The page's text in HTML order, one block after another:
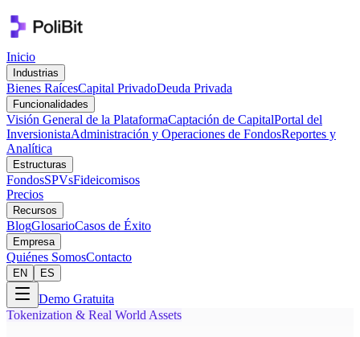
Inicio
Industrias
Bienes RaícesCapital PrivadoDeuda Privada
Funcionalidades
Visión General de la PlataformaCaptación de CapitalPortal del
InversionistaAdministración y Operaciones de FondosReportes y
Analítica
Estructuras
FondosSPVsFideicomisos
Precios
Recursos
BlogGlosarioCasos de Éxito
Empresa
Quiénes SomosContacto
EN ES
Demo Gratuita
Tokenization & Real World Assets